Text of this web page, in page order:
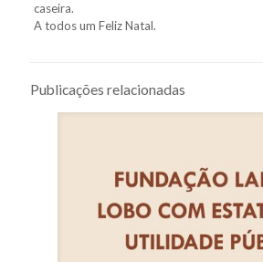
caseira.
A todos um Feliz Natal.
Publicações relacionadas